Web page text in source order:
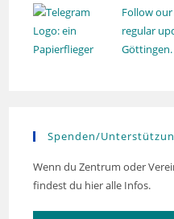
Follow
regular
Göttingen.
Spenden/
Wenn du Zentrum oder
findest du hier alle Infos.